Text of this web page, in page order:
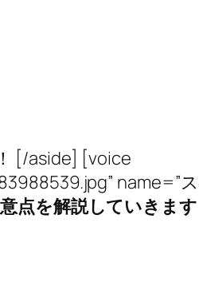
[/aside] [voice
name=”
点を解説していきます